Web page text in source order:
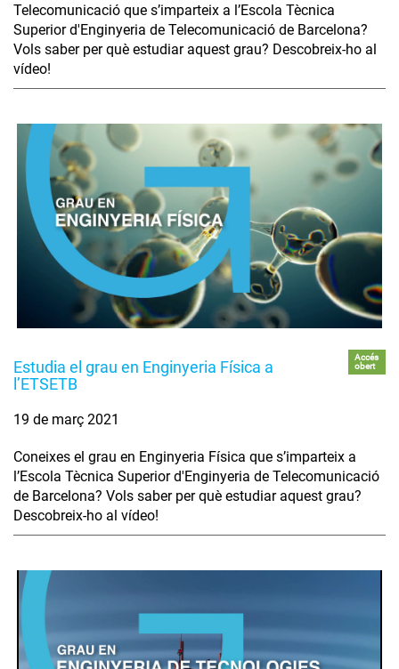
Telecomunicació que s’imparteix a l’Escola Tècnica
Superior d'Enginyeria de Telecomunicació de Barcelona?
Vols saber per què estudiar aquest grau? Descobreix-ho al
vídeo!
Estudia el grau en Enginyeria Física a
l’ETSETB
Accés
obert
19 de març 2021
Coneixes el grau en Enginyeria Física que s’imparteix a
l’Escola Tècnica Superior d'Enginyeria de Telecomunicació
de Barcelona? Vols saber per què estudiar aquest grau?
Descobreix-ho al vídeo!